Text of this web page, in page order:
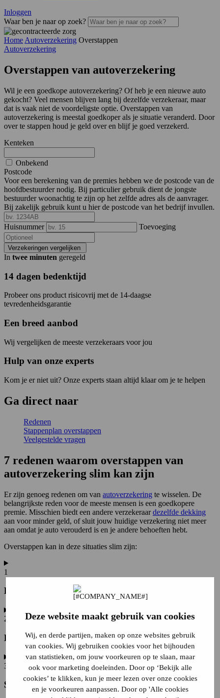
Deze website maakt gebruik van cookies
Wij, en derde partijen, maken op onze websites gebruik
van cookies. Wij gebruiken cookies voor het bijhouden
van statistieken, om jouw voorkeuren op te slaan, maar
ook voor marketing doeleinden. Door op ‘Bekijk alle
cookies’ te klikken, kun je meer lezen over onze cookies
en je voorkeuren aanpassen. Door op 'Alle cookies
Inloggen
Waar ben je naar op zoek?
Home Autoverzekering Overstappen
Autoverzekering
Overstappen van autoverzekering
Wil je een goedkope autoverzekering? Of heb je een nieuwe auto
gekocht? Veel mensen blijven lang bij dezelfde verzekeraar, maar
dat is vaak niet de voordeligste optie. Overstappen van
autoverzekering is meestal goedkoper als je situatie veranderd. Door
over te stappen houd je geld over en blijf je goed verzekerd.
Kenteken
Onbekend
Postcode
Voor een berekening van de premies hebben we de postcode van de
hoofdbestuurder nodig. Bij particulier gebruik dient de jongste
bestuurder woonachtig te zijn op het zelfde adres als de aanvrager.
Bij zakelijk gebruik kunt u hier de postcode van het bedrijf invullen.
Huisnummer Toevoeging
Verzekeringen vergelijken
In twee minuten geregeld
14 dagen bedenktijd
Probeer ons product risicovrij met de 14-daagse
tevredenheidsgarantie
Een breed aanbod
Wij vergelijken de meeste verzekeraars voor jou
Hulp van onze experts
Kom je er niet uit? Onze experts staan altijd klaar om je te helpen
Ga direct naar
Redenen
Stappenplan overstappen
Veelgestelde vragen
7 redenen waarom overstappen van
autoverzekering slim kan zijn
Er zijn genoeg redenen om van autoverzekering te wisselen. De
belangrijkste reden voor de meeste mensen is een goedkopere
premie. Misschien biedt een andere verzekeraardezelfde dekking
aan voor minder geld, of sluit jouw huidige verzekering niet meer
aan omdat je auto verouderd is en je andere behoeften hebt.
Overstappen kan in deze situaties slim zijn:
1
Lagere premie
2
Een betere dekking
3
Schadevrije jaren beter benutten